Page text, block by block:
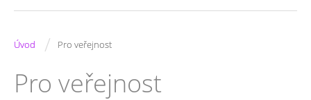
Úvod / Pro veřejnost
Pro veřejnost